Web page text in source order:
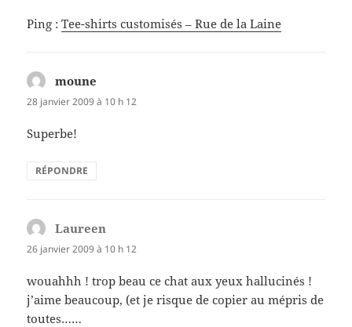
Ping :Tee-shirts customisés – Rue de la Laine
moune
28 janvier 2009 à 10 h 12
Superbe!
RÉPONDRE
Laureen
26 janvier 2009 à 10 h 12
wouahhh ! trop beau ce chat aux yeux hallucinés !
j’aime beaucoup, (et je risque de copier au mépris de
toutes……